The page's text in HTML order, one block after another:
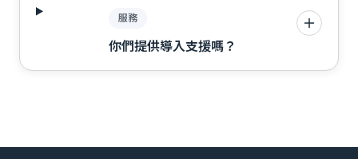
服務
你們提供導入支援嗎？